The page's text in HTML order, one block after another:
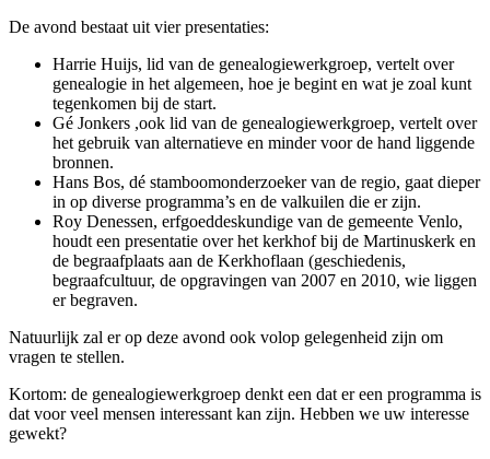
De avond bestaat uit vier presentaties:
Harrie Huijs, lid van de genealogiewerkgroep, vertelt over
genealogie in het algemeen, hoe je begint en wat je zoal kunt
tegenkomen bij de start.
Gé Jonkers ,ook lid van de genealogiewerkgroep, vertelt over
het gebruik van alternatieve en minder voor de hand liggende
bronnen.
Hans Bos, dé stamboomonderzoeker van de regio, gaat dieper
in op diverse programma’s en de valkuilen die er zijn.
Roy Denessen, erfgoeddeskundige van de gemeente Venlo,
houdt een presentatie over het kerkhof bij de Martinuskerk en
de begraafplaats aan de Kerkhoflaan (geschiedenis,
begraafcultuur, de opgravingen van 2007 en 2010, wie liggen
er begraven.
Natuurlijk zal er op deze avond ook volop gelegenheid zijn om
vragen te stellen.
Kortom: de genealogiewerkgroep denkt een dat er een programma is
dat voor veel mensen interessant kan zijn. Hebben we uw interesse
gewekt?